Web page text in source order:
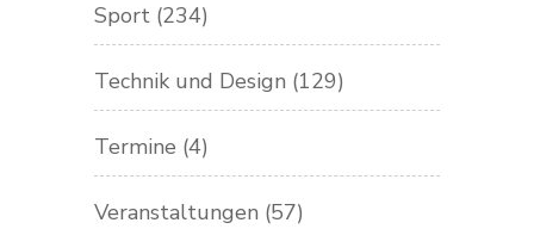
Sport (234)
Technik und Design (129)
Termine (4)
Veranstaltungen (57)